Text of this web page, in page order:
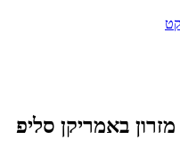
באמריקן סליפ